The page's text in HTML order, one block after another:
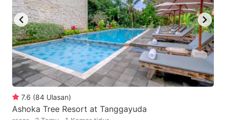
7.6 (84 Ulasan)
Ashoka Tree Resort at Tanggayuda